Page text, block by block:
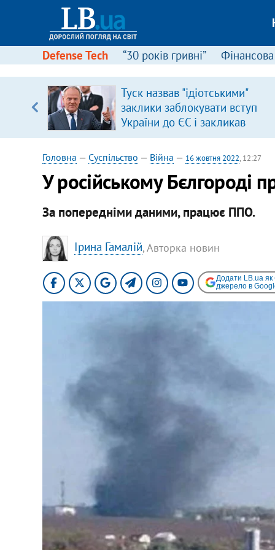
Defense Tech “30 років гривні”
Туск назвав "ідіотськими"
заклики заблокувати вступ
України до ЄС і закликав
припинити антиукраїнську
риторику
Головна — Суспільство — Війна — 16 жовтня 2022, 12:27
У російському Бєлгороді
За попередніми даними, працює ППО.
Ірина Гамалій, Авторка новин
Додати LB.ua
джерело в